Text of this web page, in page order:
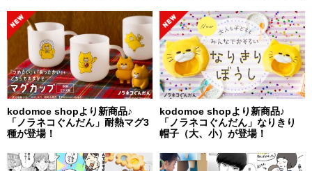
kodomoe shopより新商品♪
「ノラネコぐんだん」耐熱マグ3
種が登場！
kodomoe shopより新商品♪
「ノラネコぐんだん」なりきり
帽子（大、小）が登場！